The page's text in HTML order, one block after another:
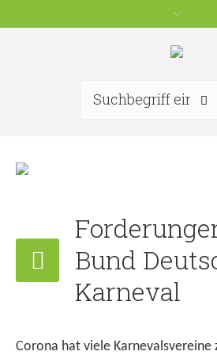
Bund
Karneval
Corona hat viele Karnevalsvereine